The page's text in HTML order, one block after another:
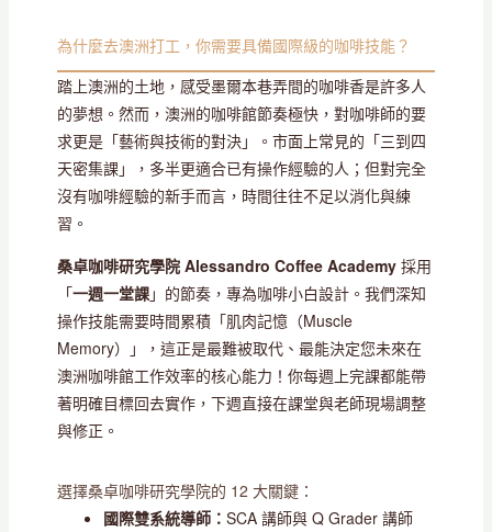
為什麼去澳洲打工，你需要具備國際級的咖啡技能？
踏上澳洲的土地，感受墨爾本巷弄間的咖啡香是許多人
的夢想。然而，澳洲的咖啡館節奏極快，對咖啡師的要
求更是「藝術與技術的對決」。市面上常見的「三到四
天密集課」，多半更適合已有操作經驗的人；但對完全
沒有咖啡經驗的新手而言，時間往往不足以消化與練
習。
桑卓咖啡研究學院 Alessandro Coffee Academy採用
「一週一堂課」的節奏，專為咖啡小白設計。我們深知
操作技能需要時間累積「肌肉記憶（Muscle
Memory）」，這正是最難被取代、最能決定您未來在
澳洲咖啡館工作效率的核心能力！你每週上完課都能帶
著明確目標回去實作，下週直接在課堂與老師現場調整
與修正。
選擇桑卓咖啡研究學院的 12 大關鍵：
國際雙系統導師： SCA 講師與 Q Grader 講師